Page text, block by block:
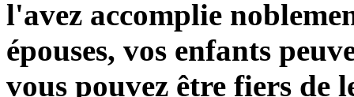
l'avez accomplie
épouses, vos enfants
vous pouvez être fiers de